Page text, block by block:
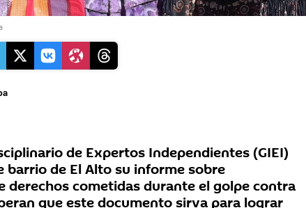
de Expertos Independientes (GIEI)
barrio de El Alto su informe sobre
derechos cometidas durante el golpe contra
que este documento sirva para lograr